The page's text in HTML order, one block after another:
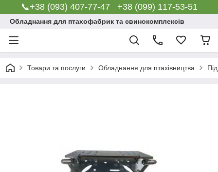
📞+38 (093) 407-77-47 +38 (099) 117-53-51
Обладнання для птахофабрик та свинокомплексів
Товари та послуги Обладнання для птахівництва